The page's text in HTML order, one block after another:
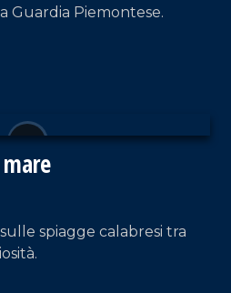
Guardia Piemontese.
spiagge calabresi tra